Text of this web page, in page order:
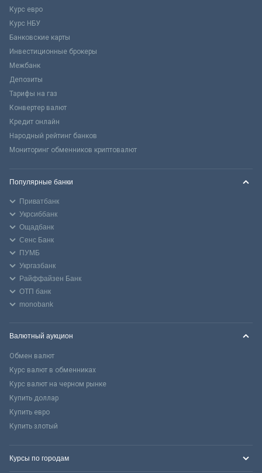
Курс евро
Курс НБУ
Банковские карты
Инвестиционные брокеры
Межбанк
Депозиты
Тарифы на газ
Конвертер валют
Кредит онлайн
Народный рейтинг банков
Мониторинг обменников криптовалют
Популярные банки
Приватбанк
Укрсиббанк
Ощадбанк
Сенс Банк
ПУМБ
Укргазбанк
Райффайзен Банк
ОТП банк
monobank
Валютный аукцион
Обмен валют
Курс валют в обменниках
Курс валют на черном рынке
Купить доллар
Купить евро
Купить злотый
Курсы по городам